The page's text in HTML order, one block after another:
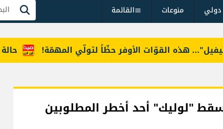
منوعات القائمة بحث
حالة هذه القوّات الأوفر حظّاً لتولّي المهمّة!
"لوليك" أحد أخطر المطلوبين